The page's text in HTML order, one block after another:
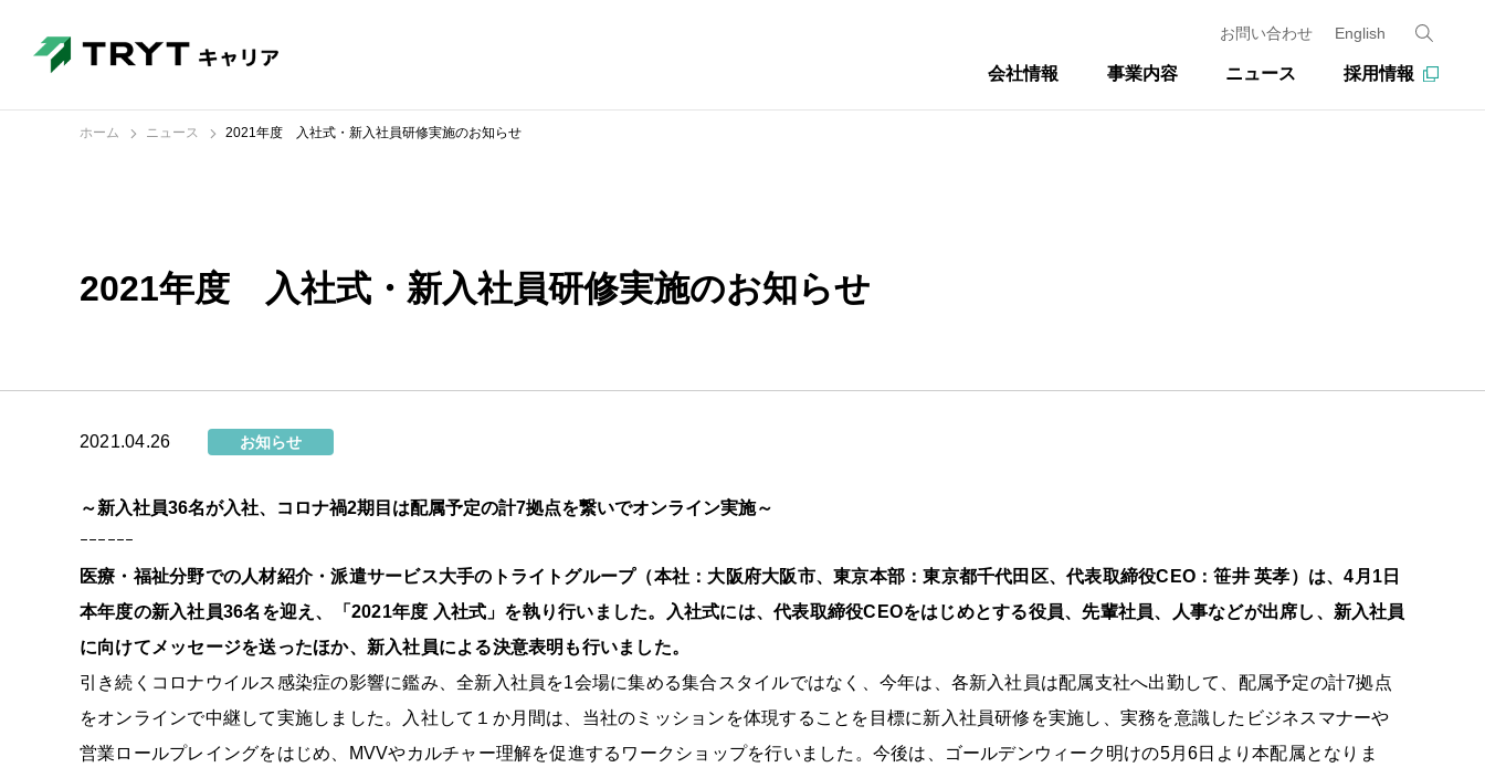
お問い合わせ English
会社情報 事業内容 ニュース 採用情報
ホーム ニュース 2021年度 入社式・新入社員研修実施のお知らせ
2021年度 入社式・新入社員研修実施のお知らせ
2021.04.26 お知らせ
～新入社員36名が入社、コロナ禍2期目は配属予定の計7拠点を繋いでオンライン実施～
ｰｰｰｰｰｰ
医療・福祉分野での⼈材紹介・派遣サービス大手のトライトグループ（本社：大阪府大阪市、東京本部：東京都千代田区、代表取締役CEO：笹井 英孝）は、4月1日
本年度の新入社員36名を迎え、「2021年度 入社式」を執り行いました。入社式には、代表取締役CEOをはじめとする役員、先輩社員、人事などが出席し、新入社員
に向けてメッセージを送ったほか、新入社員による決意表明も行いました。
引き続くコロナウイルス感染症の影響に鑑み、全新入社員を1会場に集める集合スタイルではなく、今年は、各新入社員は配属支社へ出勤して、配属予定の計7拠点
をオンラインで中継して実施しました。入社して１か月間は、当社のミッションを体現することを目標に新入社員研修を実施し、実務を意識したビジネスマナーや
営業ロールプレイングをはじめ、MVVやカルチャー理解を促進するワークショップを行いました。今後は、ゴールデンウィーク明けの5月6日より本配属となりま